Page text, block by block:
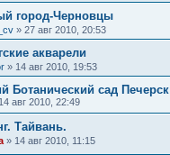
город-Черновцы
» 27 авг 2010, 20:53
акварели
» 14 авг 2010, 19:53
Ботанический сад Печерск
14 авг 2010, 22:49
Тайвань.
» 14 авг 2010, 11:15